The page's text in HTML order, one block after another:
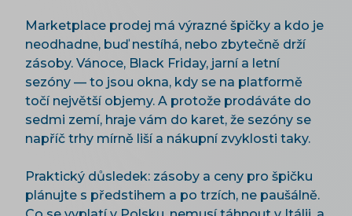
Marketplace prodej má výrazné špičky a kdo je
neodhadne, buď nestíhá, nebo zbytečně drží
zásoby. Vánoce, Black Friday, jarní a letní
sezóny — to jsou okna, kdy se na platformě
točí největší objemy. A protože prodáváte do
sedmi zemí, hraje vám do karet, že sezóny se
napříč trhy mírně liší a nákupní zvyklosti taky.
Praktický důsledek: zásoby a ceny pro špičku
plánujte s předstihem a po trzích, ne paušálně.